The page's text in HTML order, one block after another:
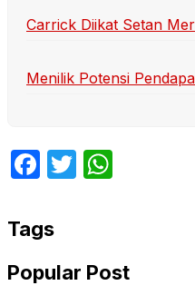
Carrick Diikat Setan
Menilik Potensi
Facebook
Twitter
Tags
Popular Post